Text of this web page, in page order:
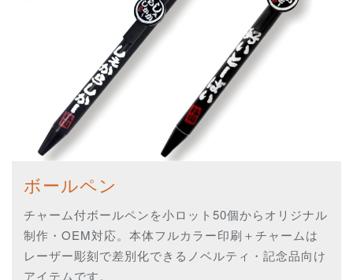
ボールペン
チャーム付ボールペンを小ロット50個からオリジナル
制作・OEM対応。本体フルカラー印刷＋チャームは
レーザー彫刻で差別化できるノベルティ・記念品向け
アイテムです。